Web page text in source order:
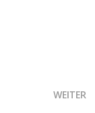
WEITER